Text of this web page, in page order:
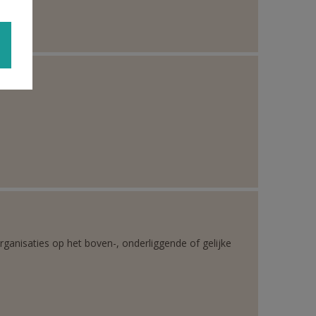
op het boven-, onderliggende of gelijke